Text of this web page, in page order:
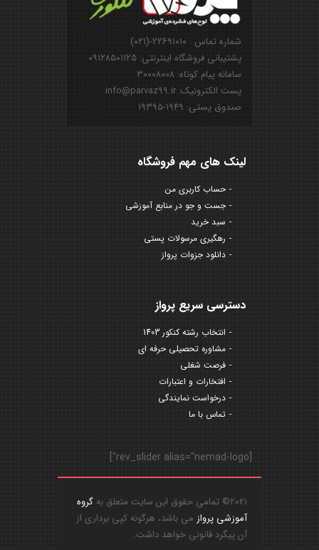
شماره تماس : ۲۲۶۹۱۰۱۰-(۰۲۱)
پشتیبانی فروشگاه اینترنتی: ۰۹۱۲۸۵۰۱۱۲۵
سامانه پیام کوتاه: ۳۰۰۰۸۰۰۸
پست الکترونیک: info@parvaz99.ir
صندوق پستی: ۱۹۴۹-۱۹۳۹۵
لینک های مهم فروشگاه
حساب کاربری من
جست و جو در منابع آموزشی
سبد خرید
رهگیری مرسولات پستی
دانلود جزوات پرواز
دسترسی سریع پرواز
انتخاب رشته کنکور 1403
مشاوره تحصیلی حرفه ای
فرصت شغلی
افتخارات و اعتبارات
درخواست نمایندگی
تماس با ما
[rev_slider alias="nemad-logo"]
2021© تمامی حقوق این سایت متعلق به
گروه
آموزشی پرواز می باشد، هرگونه کپی برداری از
آن پیگرد قانونی خواهد داشت.